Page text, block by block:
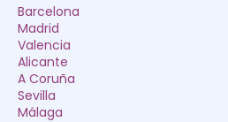
Barcelona
Madrid
Valencia
Alicante
A Coruña
Sevilla
Málaga